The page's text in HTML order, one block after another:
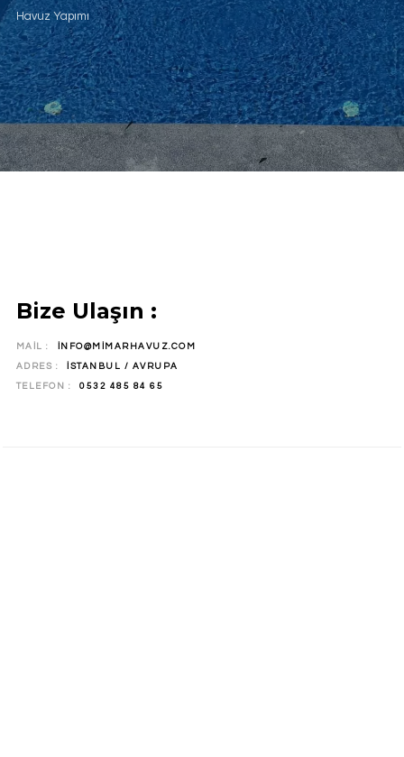
Havuz Yapımı
Bize Ulaşın :
MAIL : INFO@MIMARHAVUZ.COM
ADRES : İSTANBUL / AVRUPA
TELEFON : 0532 485 84 65